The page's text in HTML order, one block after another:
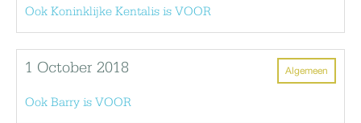
Ook Koninklijke Kentalis is VOOR
Algemeen
1 October 2018
Ook Barry is VOOR